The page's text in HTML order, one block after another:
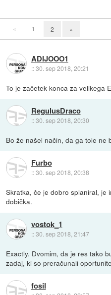
« 1 2 »
ADIJOOO1
::30. sep 2018, 20:21
To je začetek konca za velikega
RegulusDraco
::30. sep 2018, 20:30
Bo že našel način, da ga tole ne
Furbo
::30. sep 2018, 20:38
Skratka, če je dobro splaniral, je
dobička.
vostok_1
::30. sep 2018, 21:47
Exactly. Dvomim, da je res tako
zadaj, ki so preračunali
fosil